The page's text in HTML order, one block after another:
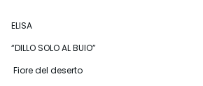
ELISA
“DILLO SOLO AL BUIO”
Fiore del deserto